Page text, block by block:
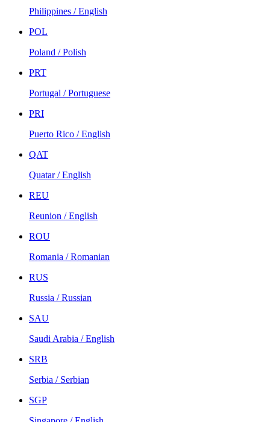
Philippines / English
POL
Poland / Polish
PRT
Portugal / Portuguese
PRI
Puerto Rico / English
QAT
Quatar / English
REU
Reunion / English
ROU
Romania / Romanian
RUS
Russia / Russian
SAU
Saudi Arabia / English
SRB
Serbia / Serbian
SGP